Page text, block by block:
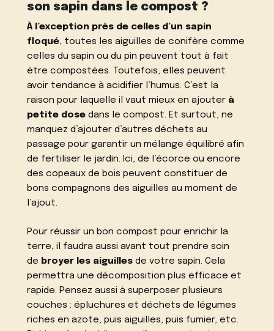
son sapin dans le compost ?
À l’exception près de celles d’un sapin
floqué, toutes les aiguilles de conifère comme
celles du sapin ou du pin peuvent tout à fait
être compostées. Toutefois, elles peuvent
avoir tendance à acidifier l’humus. C’est la
raison pour laquelle il vaut mieux en ajouter à
petite dose dans le compost. Et surtout, ne
manquez d’ajouter d’autres déchets au
passage pourgarantir un mélange équilibré afin
de fertiliser le jardin. Ici, de l’écorce ou encore
des copeaux de bois peuvent constituer de
bons compagnons des aiguilles au moment de
l’ajout.
Pour réussir un bon compost pour enrichir la
terre, il faudra aussi avant tout prendre soin
de broyer les aiguilles de votre sapin. Cela
permettra une décomposition plus efficace et
rapide. Pensez aussi à superposer plusieurs
couches : épluchures et déchets de légumes
riches en azote, puis aiguilles, puis fumier, etc.